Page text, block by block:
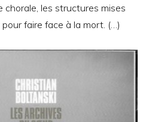
chorale, les structures mises
pour faire face à la mort. (…)